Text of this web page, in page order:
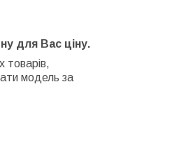
для Вас ціну.
товарів,
модель за